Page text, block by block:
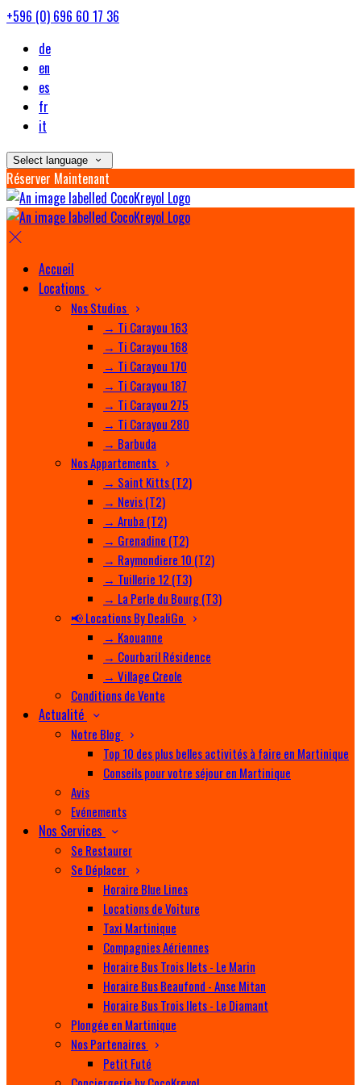
+596 (0) 696 60 17 36
de
en
es
fr
it
Select language
Réserver Maintenant
Accueil
Locations
Nos Studios
→ Ti Carayou 163
→ Ti Carayou 168
→ Ti Carayou 170
→ Ti Carayou 187
→ Ti Carayou 275
→ Ti Carayou 280
→ Barbuda
Nos Appartements
→ Saint Kitts (T2)
→ Nevis (T2)
→ Aruba (T2)
→ Grenadine (T2)
→ Raymondiere 10 (T2)
→ Tuillerie 12 (T3)
→ La Perle du Bourg (T3)
📢 Locations By DealiGo
→ Kaouanne
→ Courbaril Résidence
→ Village Creole
Conditions de Vente
Actualité
Notre Blog
Top 10 des plus belles activités à faire en Martinique
Conseils pour votre séjour en Martinique
Avis
Evénements
Nos Services
Se Restaurer
Se Déplacer
Horaire Blue Lines
Locations de Voiture
Taxi Martinique
Compagnies Aériennes
Horaire Bus Trois Ilets - Le Marin
Horaire Bus Beaufond - Anse Mitan
Horaire Bus Trois Ilets - Le Diamant
Plongée en Martinique
Nos Partenaires
Petit Futé